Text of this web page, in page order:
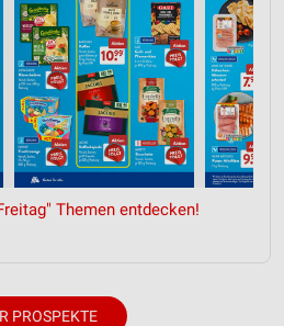
Themen entdecken!
PROSPEKTE